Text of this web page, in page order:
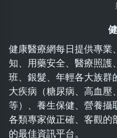
健康醫療網每日提供專業
知、用藥安全、醫療照護
班、銀髮、年輕各大族群
大疾病（糖尿病、高血壓
等）、養生保健、營養攝
各類專家做正確、客觀的
的最佳資訊平台。